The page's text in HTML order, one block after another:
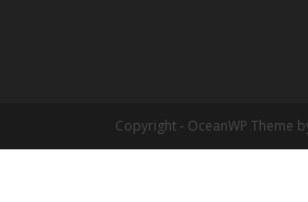
Copyright - OceanWP Theme